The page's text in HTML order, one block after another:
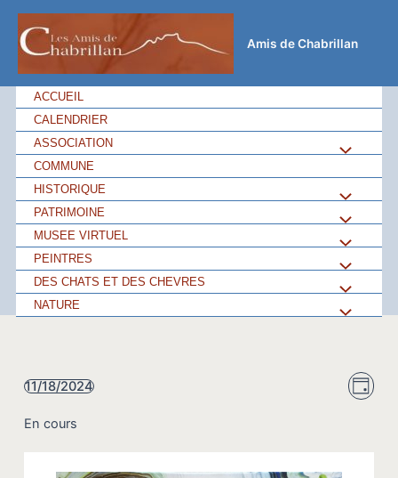
contenu
Amis de Chabrillan
ACCUEIL
CALENDRIER
ASSOCIATION
Menu
COMMUNE
HISTORIQUE
Menu
PATRIMOINE
Menu
MUSEE VIRTUEL
Menu
PEINTRES
DES CHATS ET DES CHEVRES
NATURE
Menu
de
Jour
11/18/2024
une
En cours